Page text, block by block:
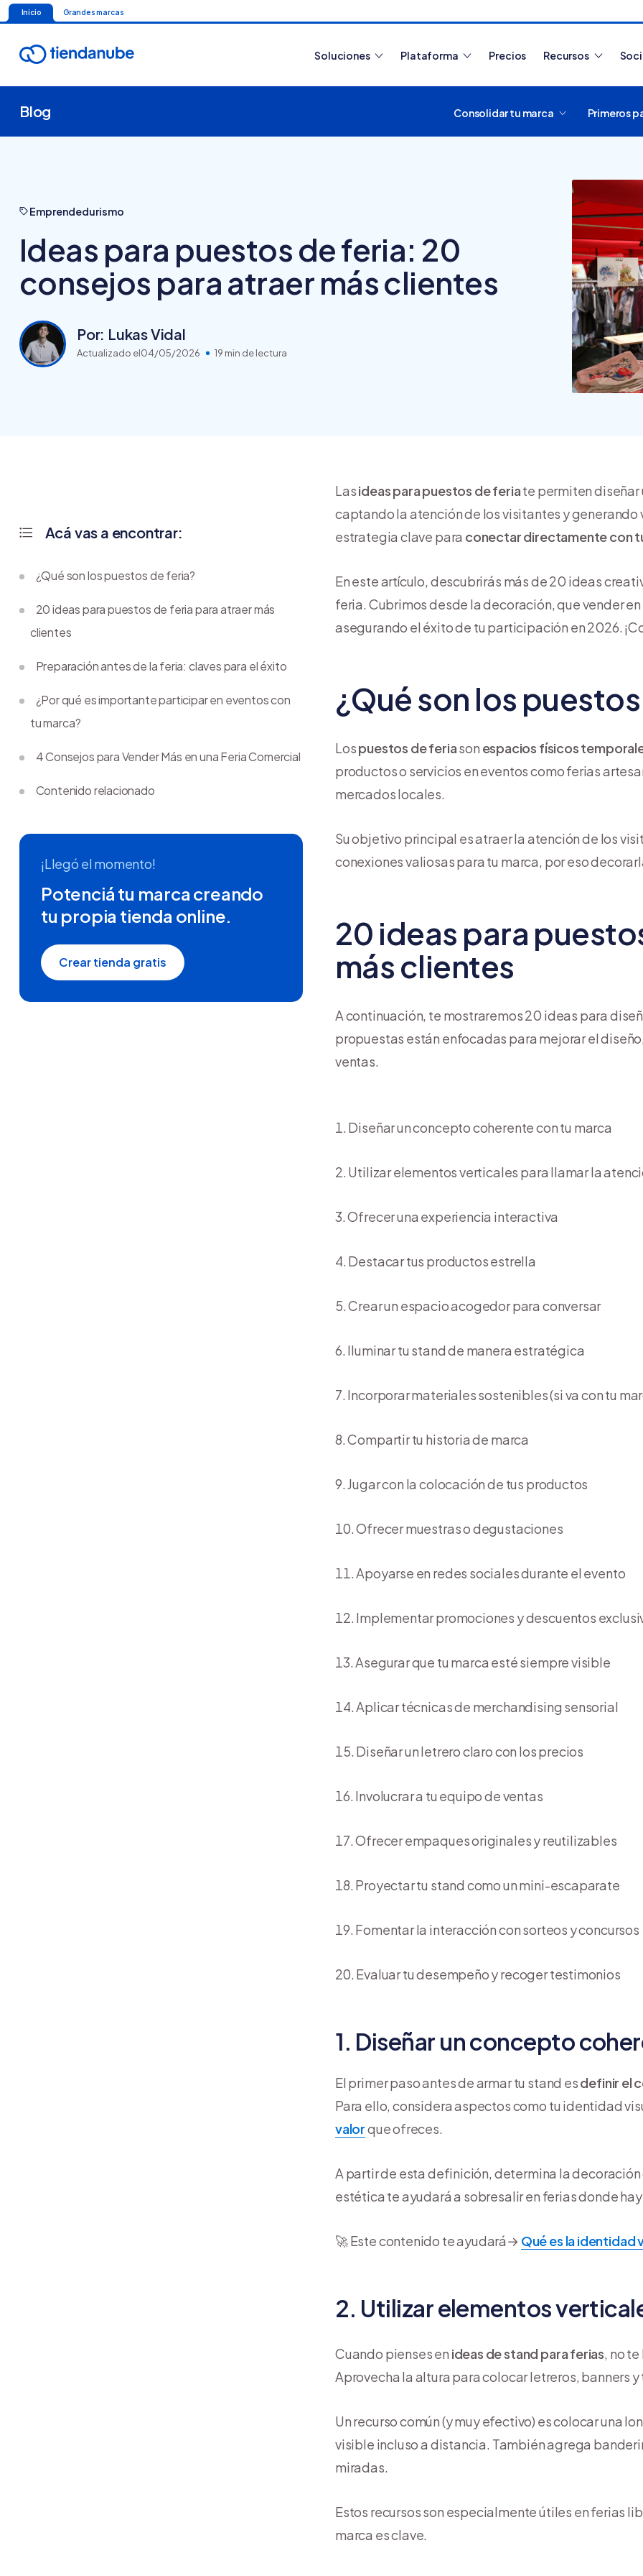
Inicio Grandes marcas
Soluciones Plataforma Precios Recursos
¿Cómo funciona
Tiendanube? Aprende a
crear y usar una tienda
Blog Consolidar tu marca Primeros
Emprendedurismo
Ideas para puestos de feria: 20
consejos para atraer más clientes
Por: Lukas Vidal
Actualizado el04/05/2026 19 min de lectura
Lasideas para puestos de feriate permiten diseñar
captando la atención de los visitantes y generando
estrategia clave para conectar directamente con
En este artículo, descubrirás más de 20 ideas
feria. Cubrimos desde la decoración, que vender
asegurando el éxito de tu participación en 2026.
¿Qué son los
Lospuestos de feriason espacios físicos
productos o servicios en eventos como ferias
mercados locales.
Su objetivo principal es atraer la atención de los
conexiones valiosas para tu marca, por eso
20 ideas para
más clientes
A continuación, te mostraremos 20 ideas para
propuestas están enfocadas para mejorar el
ventas.
Diseñar un concepto coherente con tu marca
Utilizar elementos verticales para llamar la
Ofrecer una experiencia interactiva
Destacar tus productos estrella
Crear un espacio acogedor para conversar
Iluminar tu stand de manera estratégica
Incorporar materiales sostenibles (si va con tu
Compartir tu historia de marca
Jugar con la colocación de tus productos
Ofrecer muestras o degustaciones
Apoyarse en redes sociales durante el evento
Implementar promociones y descuentos
Asegurar que tu marca esté siempre visible
Aplicar técnicas de merchandising sensorial
Diseñar un letrero claro con los precios
Involucrar a tu equipo de ventas
Ofrecer empaques originales y reutilizables
Proyectar tu stand como un mini-escaparate
Fomentar la interacción con sorteos y concursos
Evaluar tu desempeño y recoger testimonios
1. Diseñar un concepto
El primer paso antes de armar tu stand esdefinir el
Para ello, considera aspectos como tu identidad
valorque ofreces.
A partir de esta definición, determina la
estética te ayudará a sobresalir en ferias donde
🚀 Este contenido te ayudará→ Qué es la identidad
2. Utilizar elementos
Cuando pienses en ideas de stand para ferias, no
Aprovecha la altura para colocar letreros, banners
Un recurso común (y muy efectivo) es colocar una
visible incluso a distancia. También agrega
miradas.
Estos recursos son especialmente útiles en ferias
marca es clave.
Acá vas a encontrar:
¿Qué son los puestos de feria?
20 ideas para puestos de feria para atraer más
clientes
Preparación antes de la feria: claves para el éxito
¿Por qué es importante participar en eventos con
tu marca?
4 Consejos para Vender Más en una Feria Comercial
Contenido relacionado
¡Llegó el momento!
Potenciá tu marca creando
tu propia tienda online.
Crear tienda gratis